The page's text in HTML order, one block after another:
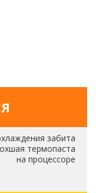
забита
термопаста
на процессоре